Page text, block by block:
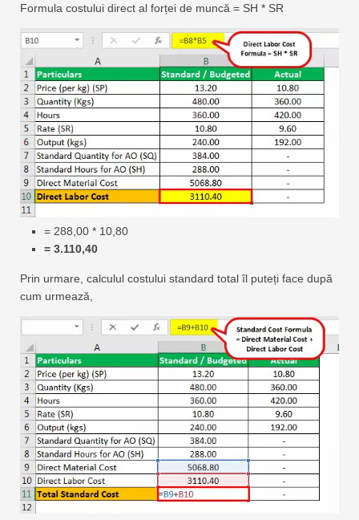
Formula costului direct al forței de muncă = SH * SR
= 288,00 * 10,80
= 3.110,40
Prin urmare, calculul costului standard total îl puteți face după
cum urmează,